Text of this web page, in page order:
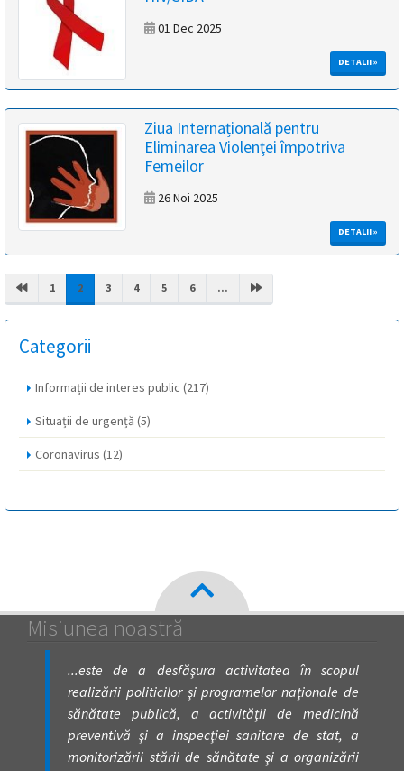
01 Dec 2025
DETALII »
Ziua Internațională pentru
Eliminarea Violenței împotriva
Femeilor
26 Noi 2025
DETALII »
1 2(CURRENT)
3 4 5 6 ...
Categorii
Informații de interes public (217)
Situații de urgență (5)
Coronavirus (12)
Misiunea noastră
...este de a desfăşura activitatea în scopul
realizării politicilor şi programelor naţionale de
sănătate publică, a activităţii de medicină
preventivă şi a inspecţiei sanitare de stat, a
monitorizării stării de sănătate şi a organizării